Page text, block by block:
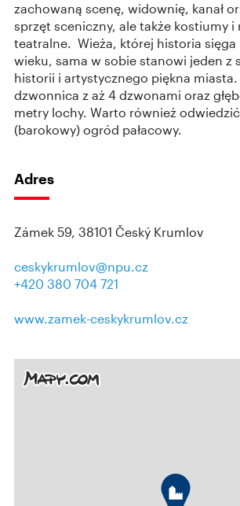
zachowaną scenę, widownię, kanał
sprzęt sceniczny, ale także kostiumy i
teatralne. Wieża, której historia sięga
wieku, sama w sobie stanowi jeden z
historii i artystycznego piękna
dzwonnica z aż 4 dzwonami oraz
metry lochy. Warto również
(barokowy) ogród pałacowy.
Adres
Zámek 59, 38101 Český Krumlov
ceskykrumlov@npu.cz
+420 380 704 721
www.zamek-ceskykrumlov.cz